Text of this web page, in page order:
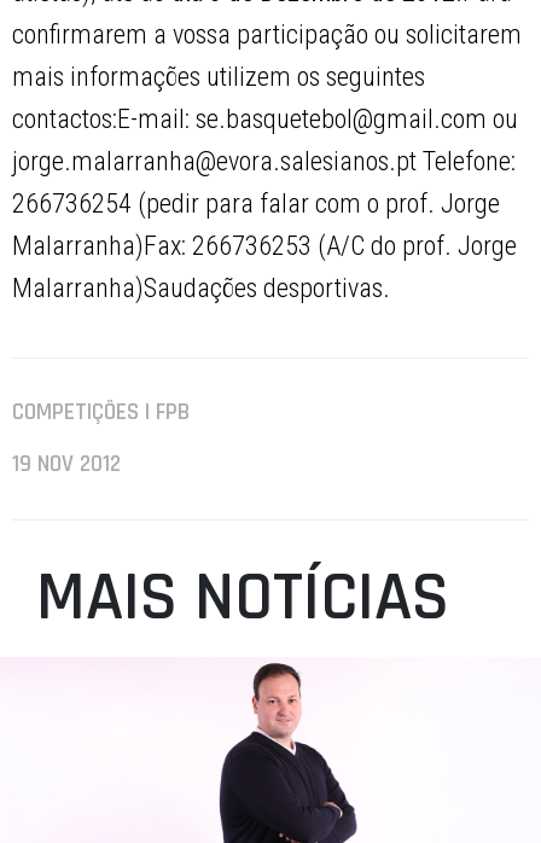
confirmarem a vossa participação ou solicitarem
mais informações utilizem os seguintes
contactos:E-mail: se.basquetebol@gmail.com ou
jorge.malarranha@evora.salesianos.pt Telefone:
266736254 (pedir para falar com o prof. Jorge
Malarranha)Fax: 266736253 (A/C do prof. Jorge
Malarranha)Saudações desportivas.
COMPETIÇÕES | FPB
19 NOV 2012
MAIS NOTÍCIAS